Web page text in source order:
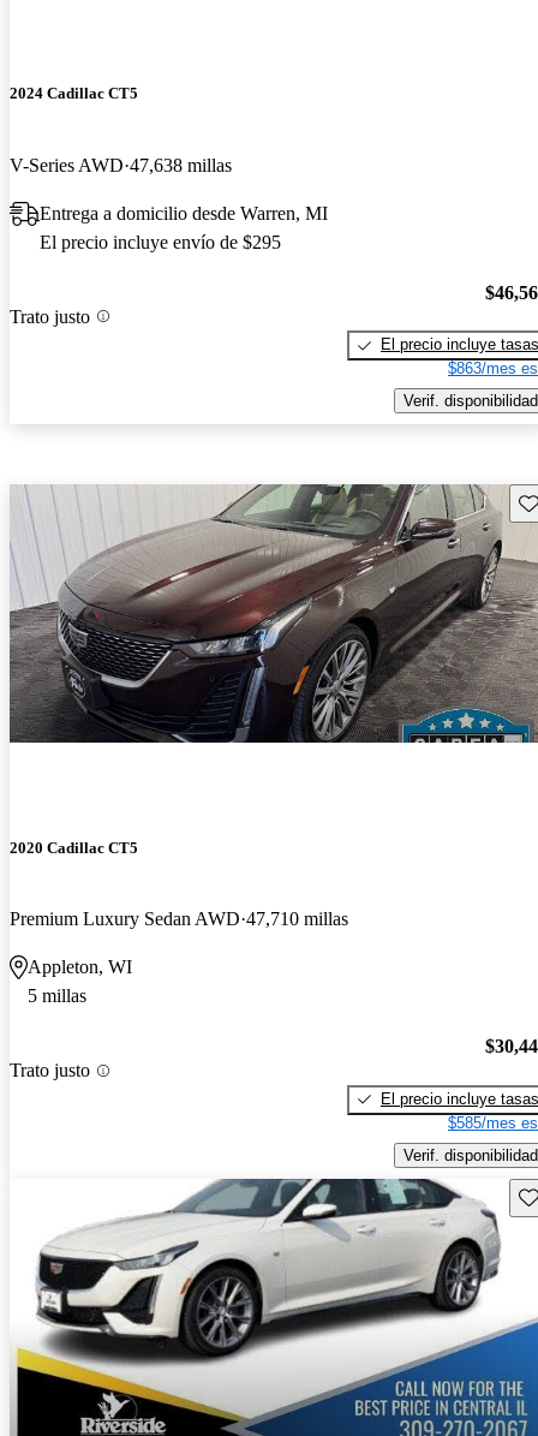
2024 Cadillac CT5
V-Series AWD 47,638 millas
Entrega a domicilio desde Warren, MI
El precio incluye envío de $295
Trato justo
El precio incluye tasas
$863/mes
Verif. disponibilidad
2020 Cadillac CT5
Premium Luxury Sedan AWD 47,710 millas
Appleton, WI
5 millas
Trato justo
El precio incluye tasas
$585/mes
Verif. disponibilidad